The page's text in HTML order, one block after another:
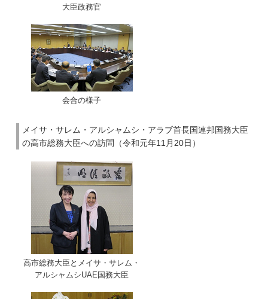
大臣政務官
会合の様子
メイサ・サレム・アルシャムシ・アラブ首長国連邦国務大臣
の高市総務大臣への訪問（令和元年11月20日）
高市総務大臣とメイサ・サレム・
アルシャムシUAE国務大臣